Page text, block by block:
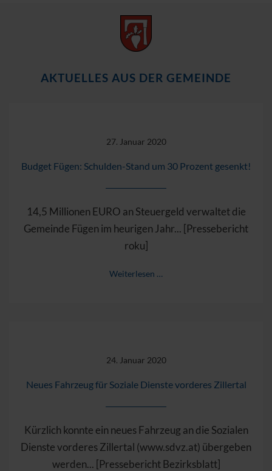
AKTUELLES AUS DER GEMEINDE
27. Januar 2020
Budget Fügen: Schulden-Stand um 30 Prozent gesenkt!
14,5 Millionen EURO an Steuergeld verwaltet die
Gemeinde Fügen im heurigen Jahr... [Pressebericht
roku]
Weiterlesen …
24. Januar 2020
Neues Fahrzeug für Soziale Dienste vorderes Zillertal
Kürzlich konnte ein neues Fahrzeug an die Sozialen
Dienste vorderes Zillertal (www.sdvz.at) übergeben
werden... [Pressebericht Bezirksblatt]